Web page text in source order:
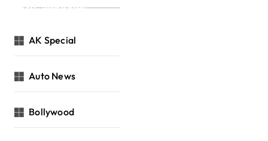
Categories
AK Special
Auto News
Bollywood